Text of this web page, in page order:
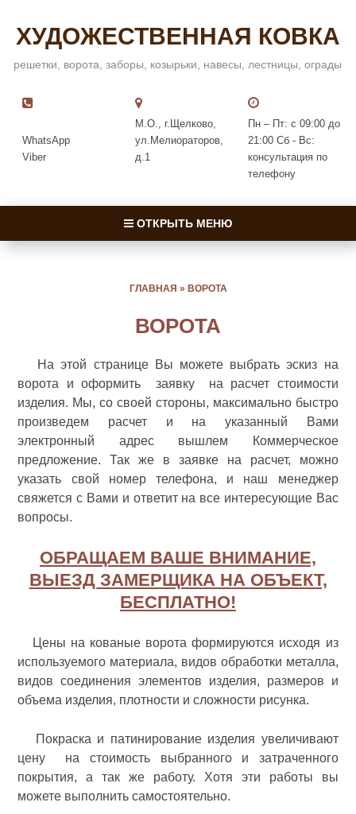
ХУДОЖЕСТВЕННАЯ КОВКА
решетки, ворота, заборы, козырьки, навесы, лестницы, ограды
Пн – Пт: с 09:00 до
21:00 Сб - Вс:
консультация по
телефону
М.О., г.Щелково,
ул.Мелиораторов,
д.1
WhatsApp
Viber
ОТКРЫТЬ МЕНЮ
ГЛАВНАЯ » ВОРОТА
ВОРОТА
На этой странице Вы можете выбрать эскиз на
ворота и оформить заявку на расчет стоимости
изделия. Мы, со своей стороны, максимально быстро
произведем расчет и на указанный Вами
электронный адрес вышлем Коммерческое
предложение. Так же в заявке на расчет, можно
указать свой номер телефона, и наш менеджер
свяжется с Вами и ответит на все интересующие Вас
вопросы.
ОБРАЩАЕМ ВАШЕ ВНИМАНИЕ,
ВЫЕЗД ЗАМЕРЩИКА НА ОБЪЕКТ,
БЕСПЛАТНО!
Цены на кованые ворота формируются исходя из
используемого материала, видов обработки металла,
видов соединения элементов изделия, размеров и
объема изделия, плотности и сложности рисунка.
Покраска и патинирование изделия увеличивают
цену на стоимость выбранного и затраченного
покрытия, а так же работу. Хотя эти работы вы
можете выполнить самостоятельно.